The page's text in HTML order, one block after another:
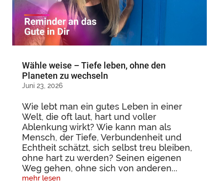
Wähle weise – Tiefe leben, ohne den
Planeten zu wechseln
Juni 23, 2026
Wie lebt man ein gutes Leben in einer
Welt, die oft laut, hart und voller
Ablenkung wirkt? Wie kann man als
Mensch, der Tiefe, Verbundenheit und
Echtheit schätzt, sich selbst treu bleiben,
ohne hart zu werden? Seinen eigenen
Weg gehen, ohne sich von anderen...
mehr lesen